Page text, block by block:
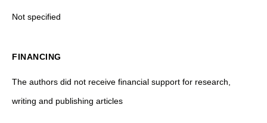
Not specified
FINANCING
The authors did not receive financial support for research,
writing and publishing articles